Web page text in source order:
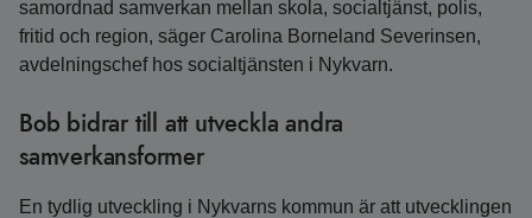
samordnad samverkan mellan skola, socialtjänst, polis,
fritid och region, säger Carolina Borneland Severinsen,
avdelningschef hos socialtjänsten i Nykvarn.
Bob bidrar till att utveckla andra
samverkansformer
En tydlig utveckling i Nykvarns kommun är att utvecklingen